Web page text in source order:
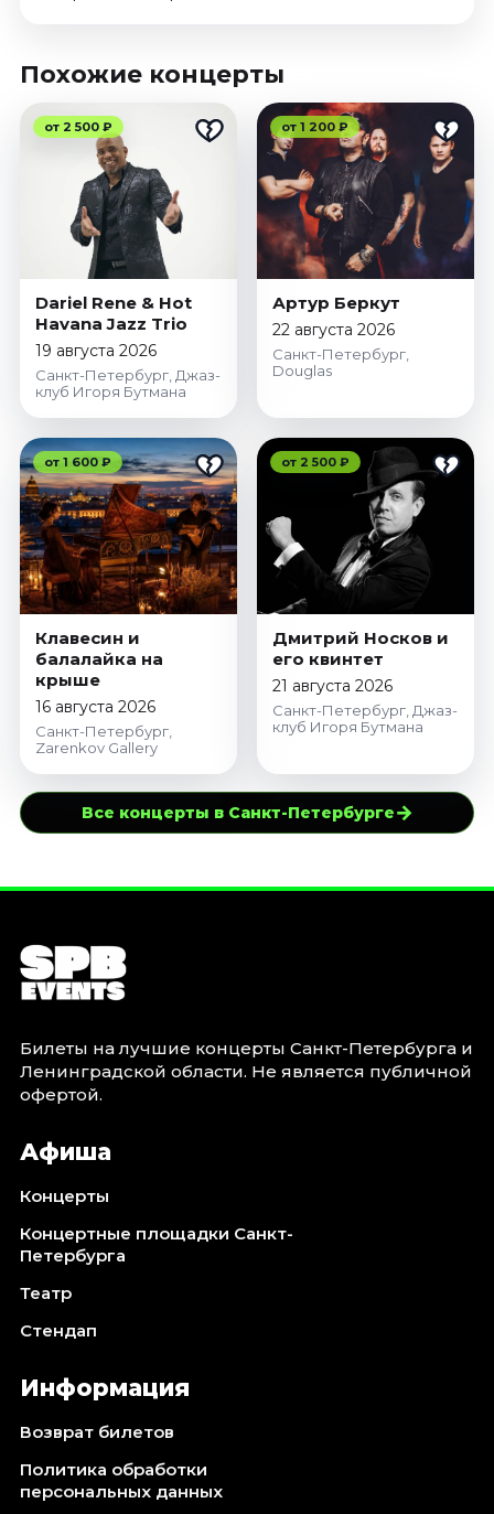
Похожие концерты
от 2 500 ₽
Dariel Rene & Hot
Havana Jazz Trio
19 августа 2026
Санкт-Петербург, Джаз-
клуб Игоря Бутмана
от 1 200 ₽
Артур Беркут
22 августа 2026
Санкт-Петербург,
Douglas
от 1 600 ₽
Клавесин и
балалайка на
крыше
16 августа 2026
Санкт-Петербург,
Zarenkov Gallery
от 2 500 ₽
Дмитрий Носков и
его квинтет
21 августа 2026
Санкт-Петербург, Джаз-
клуб Игоря Бутмана
Все концерты в Санкт-Петербурге→
Билеты на лучшие концерты Санкт-Петербурга и
Ленинградской области. Не является публичной
офертой.
Афиша
Концерты
Концертные площадки Санкт-
Петербурга
Театр
Стендап
Информация
Возврат билетов
Политика обработки
персональных данных